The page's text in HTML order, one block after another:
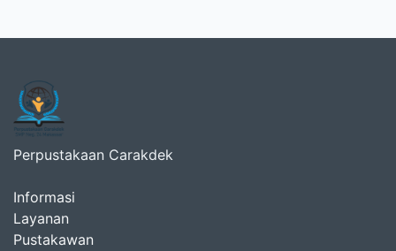
Perpustakaan Carakdek
Informasi
Layanan
Pustakawan